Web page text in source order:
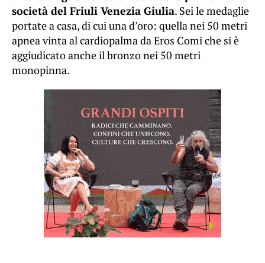
società del Friuli Venezia Giulia. Sei le medaglie
portate a casa, di cui una d’oro: quella nei 50 metri
apnea vinta al cardiopalma da Eros Comi che si è
aggiudicato anche il bronzo nei 50 metri
monopinna.